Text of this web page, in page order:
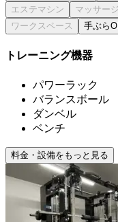
手ぶら
トレーニング機器
パワーラック
バランスボール
ダンベル
ベンチ
料金・設備をもっと見る